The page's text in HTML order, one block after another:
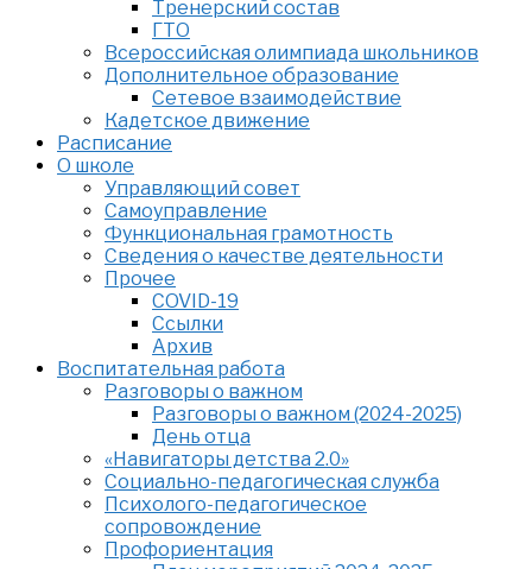
Тренерский состав
ГТО
Всероссийская олимпиада школьников
Дополнительное образование
Сетевое взаимодействие
Кадетское движение
Расписание
О школе
Управляющий совет
Самоуправление
Функциональная грамотность
Сведения о качестве деятельности
Прочее
COVID-19
Ссылки
Архив
Воспитательная работа
Разговоры о важном
Разговоры о важном (2024-2025)
День отца
«Навигаторы детства 2.0»
Социально-педагогическая служба
Психолого-педагогическое
сопровождение
Профориентация